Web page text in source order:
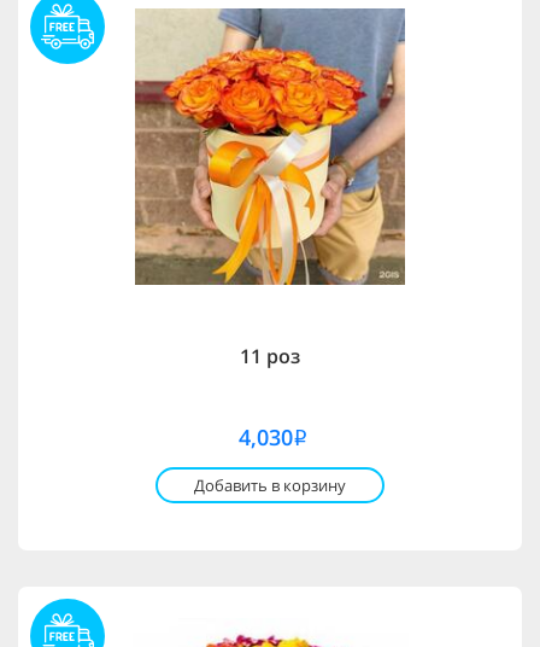
11 роз
4,030i
Добавить в корзину